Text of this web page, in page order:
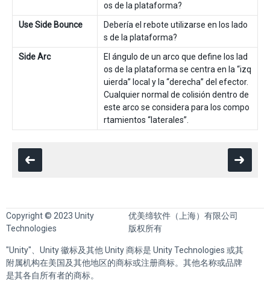
os de la plataforma?
Use Side Bounce
Debería el rebote utilizarse en los lado
s de la plataforma?
Side Arc
El ángulo de un arco que define los lad
os de la plataforma se centra en la “izq
uierda” local y la “derecha” del efector.
Cualquier normal de colisión dentro de
este arco se considera para los compo
rtamientos “laterales”.
Copyright © 2023 Unity
Technologies
优美缔软件（上海）有限公司
版权所有
"Unity"、Unity 徽标及其他 Unity 商标是 Unity Technologies 或其
附属机构在美国及其他地区的商标或注册商标。其他名称或品牌
是其各自所有者的商标。